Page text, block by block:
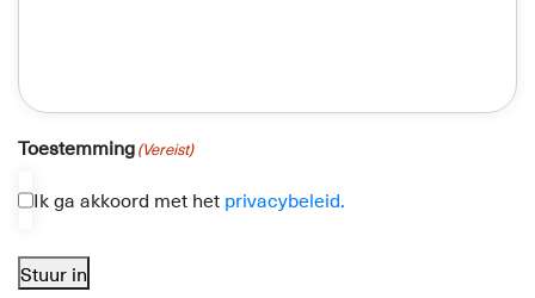
Toestemming(Vereist)
Ik ga akkoord met het privacybeleid.
Stuur in